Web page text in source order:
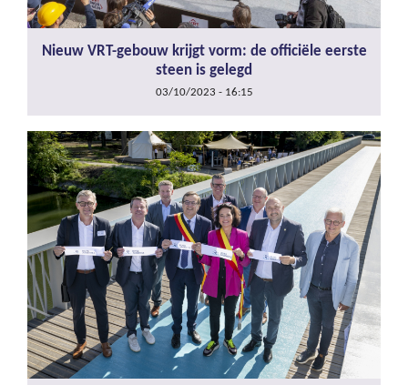
Nieuw VRT-gebouw krijgt vorm: de officiële eerste
steen is gelegd
03/10/2023 - 16:15